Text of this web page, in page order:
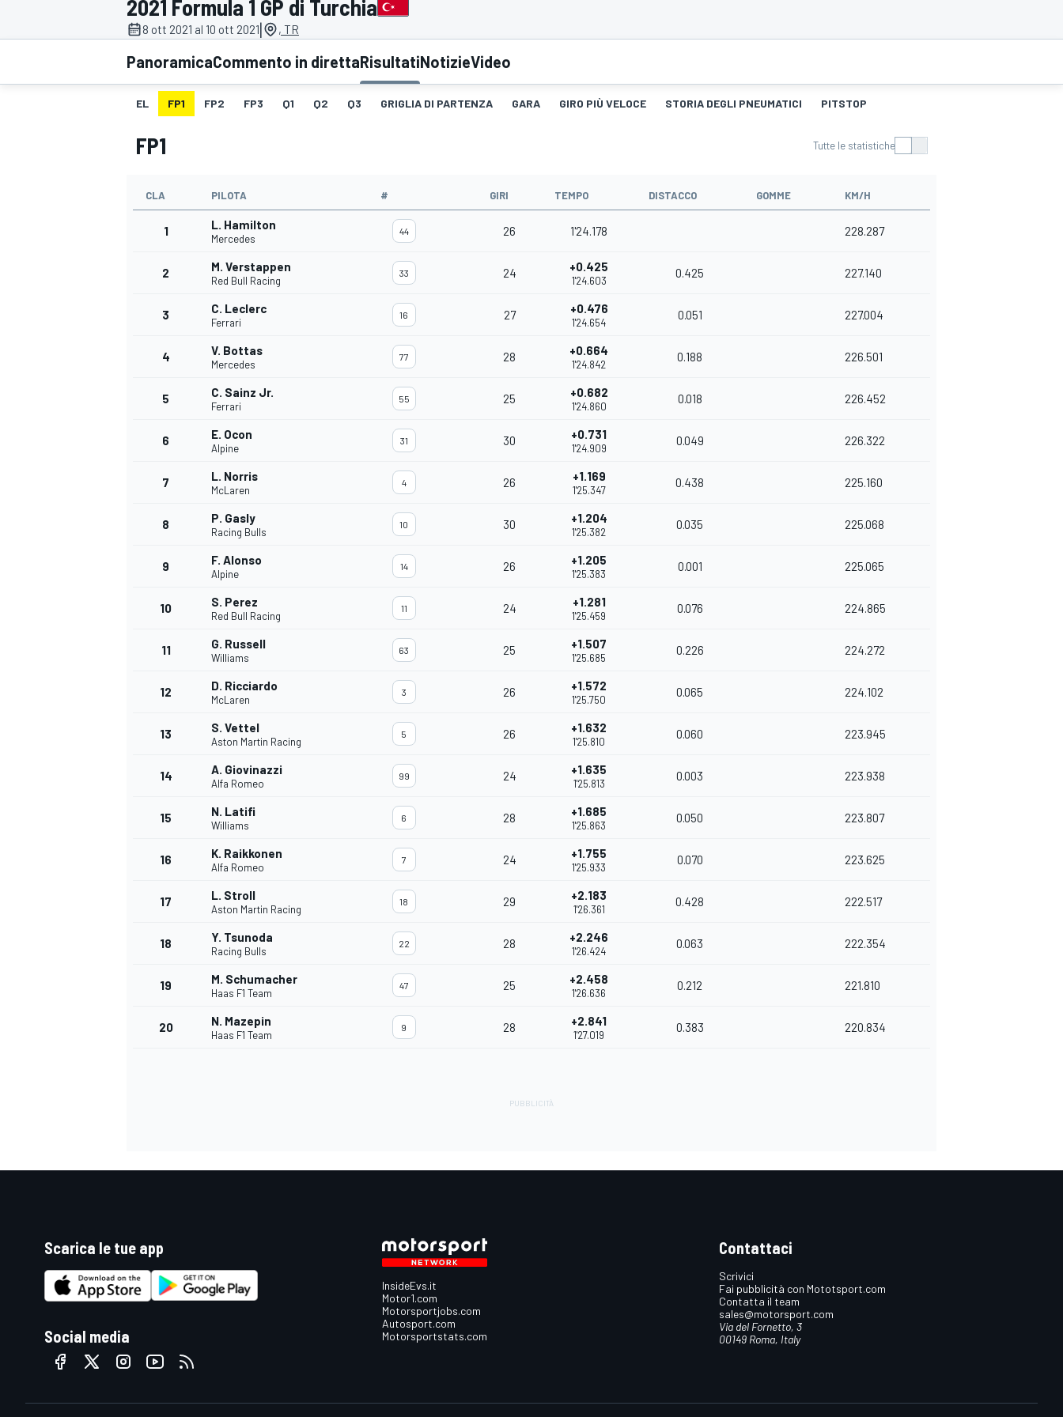
MOTOGP WEC
WRC
MONOPOSTO
ENDURANCE/GT
2021 Formula 1 GP di Turchia
8 ott 2021 al 10 ott 2021| , TR
PanoramicaCommento in direttaRisultatiNotizieVideo
EL FP1 FP2 FP3 Q1 Q2 Q3 GRIGLIA DI PARTENZA GARA GIRO PIÙ VELOCE STORIA DEGLI PNEUMATICI PITSTOP
FP1 Tutte le statistiche
CLA PILOTA # GIRI TEMPO DISTACCO GOMME KM/H
1 L. Hamilton
Mercedes
44 26 1'24.178 228.287
2 M. Verstappen
Red Bull Racing
33 24 +0.425
1'24.603
0.425 227.140
3 C. Leclerc
Ferrari
16 27 +0.476
1'24.654
0.051 227.004
4 V. Bottas
Mercedes
77 28 +0.664
1'24.842
0.188 226.501
5 C. Sainz Jr.
Ferrari
55 25 +0.682
1'24.860
0.018 226.452
6 E. Ocon
Alpine
31 30 +0.731
1'24.909
0.049 226.322
7 L. Norris
McLaren
4 26 +1.169
1'25.347
0.438 225.160
8 P. Gasly
Racing Bulls
10 30 +1.204
1'25.382
0.035 225.068
9 F. Alonso
Alpine
14 26 +1.205
1'25.383
0.001 225.065
10 S. Perez
Red Bull Racing
11 24 +1.281
1'25.459
0.076 224.865
11 G. Russell
Williams
63 25 +1.507
1'25.685
0.226 224.272
12 D. Ricciardo
McLaren
3 26 +1.572
1'25.750
0.065 224.102
13 S. Vettel
Aston Martin Racing
5 26 +1.632
1'25.810
0.060 223.945
14 A. Giovinazzi
Alfa Romeo
99 24 +1.635
1'25.813
0.003 223.938
15 N. Latifi
Williams
6 28 +1.685
1'25.863
0.050 223.807
16 K. Raikkonen
Alfa Romeo
7 24 +1.755
1'25.933
0.070 223.625
17 L. Stroll
Aston Martin Racing
18 29 +2.183
1'26.361
0.428 222.517
18 Y. Tsunoda
Racing Bulls
22 28 +2.246
1'26.424
0.063 222.354
19 M. Schumacher
Haas F1 Team
47 25 +2.458
1'26.636
0.212 221.810
20 N. Mazepin
Haas F1 Team
9 28 +2.841
1'27.019
0.383 220.834
Scarica le tue app
Social media
InsideEvs.it
Motor1.com
Motorsportjobs.com
Autosport.com
Motorsportstats.com
Contattaci
Scrivici
Fai pubblicità con Mototsport.com
Contatta il team
sales@motorsport.com
Via del Fornetto, 3
00149 Roma, Italy